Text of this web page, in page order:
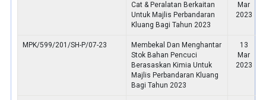
Cat & Peralatan Berkaitan
Untuk Majlis Perbandaran
Kluang Bagi Tahun 2023
Mar
2023
MPK/599/201/SH-P/07-23
Membekal Dan Menghantar
Stok Bahan Pencuci
Berasaskan Kimia Untuk
Majlis Perbandaran Kluang
Bagi Tahun 2023
13
Mar
2023